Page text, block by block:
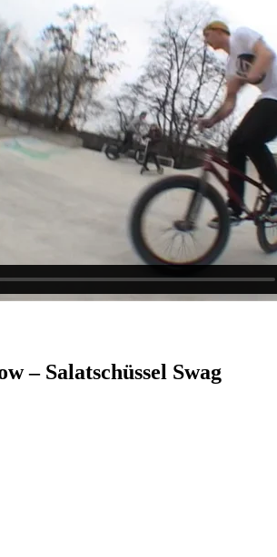
– Salatschüssel Swag